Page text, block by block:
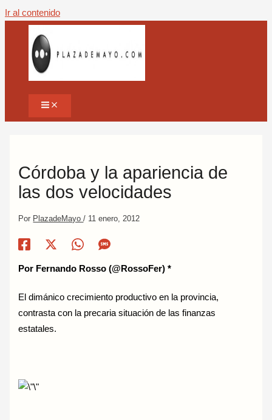
Ir al contenido
Córdoba y la apariencia de
las dos velocidades
Por PlazadeMayo/ 11 enero, 2012
Por Fernando Rosso (@RossoFer) *
El dimánico crecimiento productivo en la provincia,
contrasta con la precaria situación de las finanzas
estatales.